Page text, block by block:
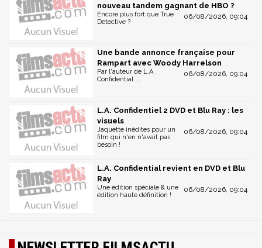
nouveau tandem gagnant de HBO ?
06/08/2026, 09:04
Encore plus fort que True
Detective ?
Une bande annonce française pour
Rampart avec Woody Harrelson
06/08/2026, 09:04
Par l'auteur de L.A.
Confidential ...
L.A. Confidentiel 2 DVD et Blu Ray : les
visuels
06/08/2026, 09:04
Jaquette inédites pour un
film qui n'en n'avait pas
besoin !
L.A. Confidential revient en DVD et Blu
Ray
06/08/2026, 09:04
Une édition spéciale & une
édition haute définition !